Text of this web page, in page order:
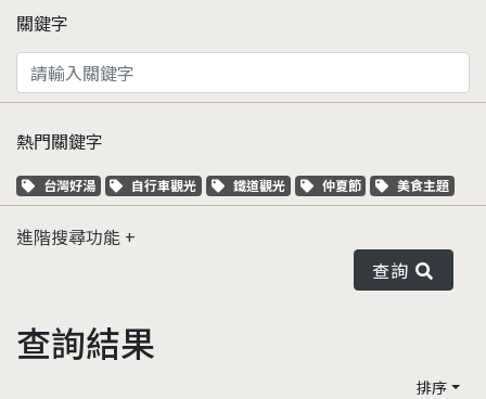
關鍵字
熱門關鍵字
關鍵字標籤
台灣好湯 關鍵字標籤
自行車觀光 關鍵字標籤
鐵道觀光 關鍵字標籤
仲夏節 關鍵字標籤
美食主題
進階搜尋功能
查詢
查詢結果
排序